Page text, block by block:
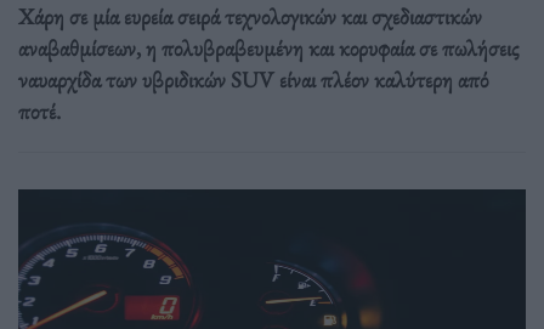
Χάρη σε μία ευρεία σειρά τεχνολογικών και σχεδιαστικών
αναβαθμίσεων, η πολυβραβευμένη και κορυφαία σε πωλήσεις
ναυαρχίδα των υβριδικών SUV είναι πλέον καλύτερη από
ποτέ.